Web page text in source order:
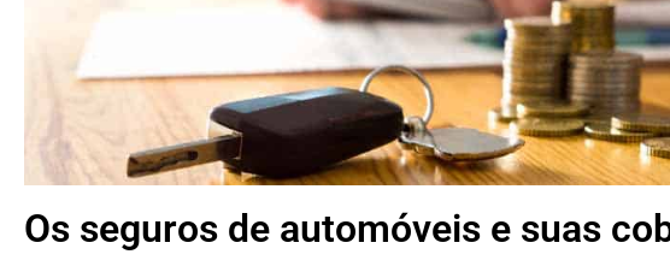
Os seguros de automóveis e suas